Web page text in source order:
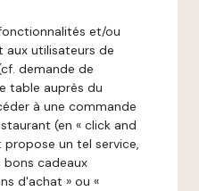
et/ou
utilisateurs de
demande de
table auprès du
à une commande
(en « click and
un tel service,
cadeaux
d'achat » ou «